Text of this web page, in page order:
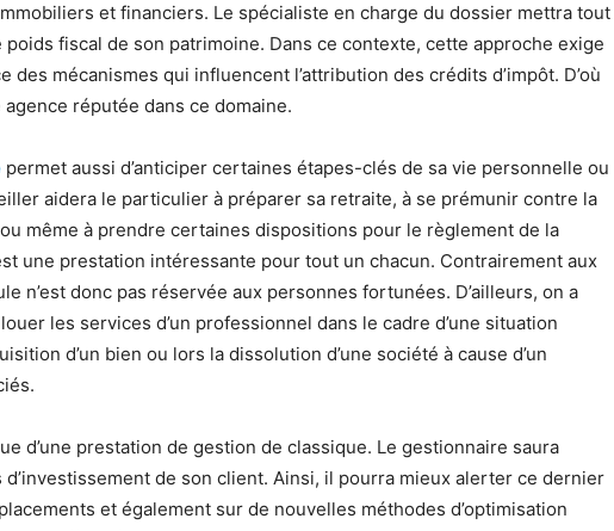
et financiers. Le spécialiste en charge du dossier mettra tout
fiscal de son patrimoine. Dans ce contexte, cette approche exige
des mécanismes qui influencent l’attribution des crédits d’impôt. D’où
réputée dans ce domaine.
permet aussi d’anticiper certaines étapes-clés de sa vie personnelle ou
aidera le particulier à préparer sa retraite, à se prémunir contre la
même à prendre certaines dispositions pour le règlement de la
une prestation intéressante pour tout un chacun. Contrairement aux
n’est donc pas réservée aux personnes fortunées. D’ailleurs, on a
les services d’un professionnel dans le cadre d’une situation
d’un bien ou lors la dissolution d’une société à cause d’un
d’une prestation de gestion de classique. Le gestionnaire saura
de son client. Ainsi, il pourra mieux alerter ce dernier
et également sur de nouvelles méthodes d’optimisation